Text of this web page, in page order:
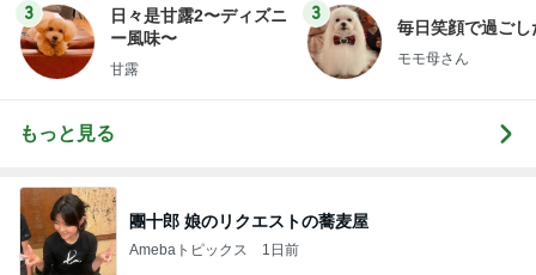
3
日々是甘露2〜ディズニ
ー風味〜
甘露
3
毎日笑顔で過ごし
モモ母さん
もっと見る
團十郎 娘のリクエストの蕎麦屋
Amebaトピックス 1日前